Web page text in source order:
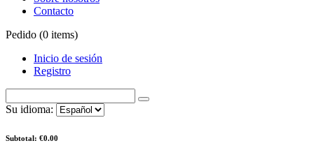
Contacto
Pedido (0 items)
Inicio de sesión
Registro
Su idioma:
Subtotal: €0.00